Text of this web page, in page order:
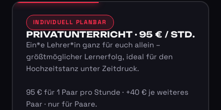
INDIVIDUELL PLANBAR
PRIVATUNTERRICHT · 95 € / STD.
Ein*e Lehrer*in ganz für euch allein –
größtmöglicher Lernerfolg, ideal für den
Hochzeitstanz unter Zeitdruck.
95 € für 1 Paar pro Stunde · +40 € je weiteres
Paar · nur für Paare.